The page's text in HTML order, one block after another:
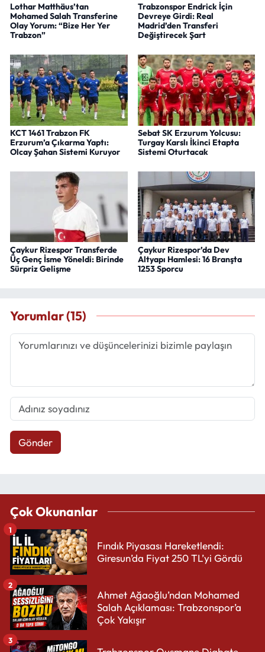
Lothar Matthäus’tan
Mohamed Salah Transferine
Olay Yorum: “Bize Her Yer
Trabzon”
Trabzonspor Endrick İçin
Devreye Girdi: Real
Madrid’den Transferi
Değiştirecek Şart
KCT 1461 Trabzon FK
Erzurum’a Çıkarma Yaptı:
Olcay Şahan Sistemi Kuruyor
Sebat SK Erzurum Yolcusu:
Turgay Karslı İkinci Etapta
Sistemi Oturtacak
Çaykur Rizespor Transferde
Üç Genç İsme Yöneldi: Birinde
Sürpriz Gelişme
Çaykur Rizespor’da Dev
Altyapı Hamlesi: 16 Branşta
1253 Sporcu
Yorumlar (15)
Gönder
Çok Okunanlar
Fındık Piyasası Hareketlendi:
Giresun’da Fiyat 250 TL’yi Gördü
1
Ahmet Ağaoğlu’ndan Mohamed
Salah Açıklaması: Trabzonspor’a
Çok Yakışır
2
3